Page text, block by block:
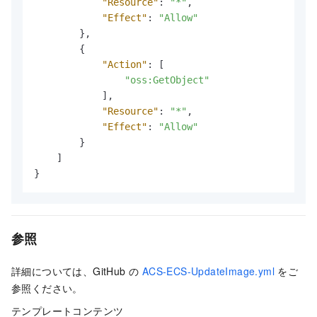
"Effect" :
"Allow"
} ,
{
"Action" :
[
"oss:GetObject"
] ,
"Resource" : "*" ,
"Effect" :
"Allow"
}
]
}
参照
詳細については、GitHub の ACS-ECS-UpdateImage.yml をご
参照ください。
テンプレートコンテンツ